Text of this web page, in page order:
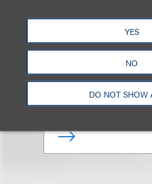
YES
NO
DO NOT SHOW
Marcus S.
合伙人
+1.202.618.5014